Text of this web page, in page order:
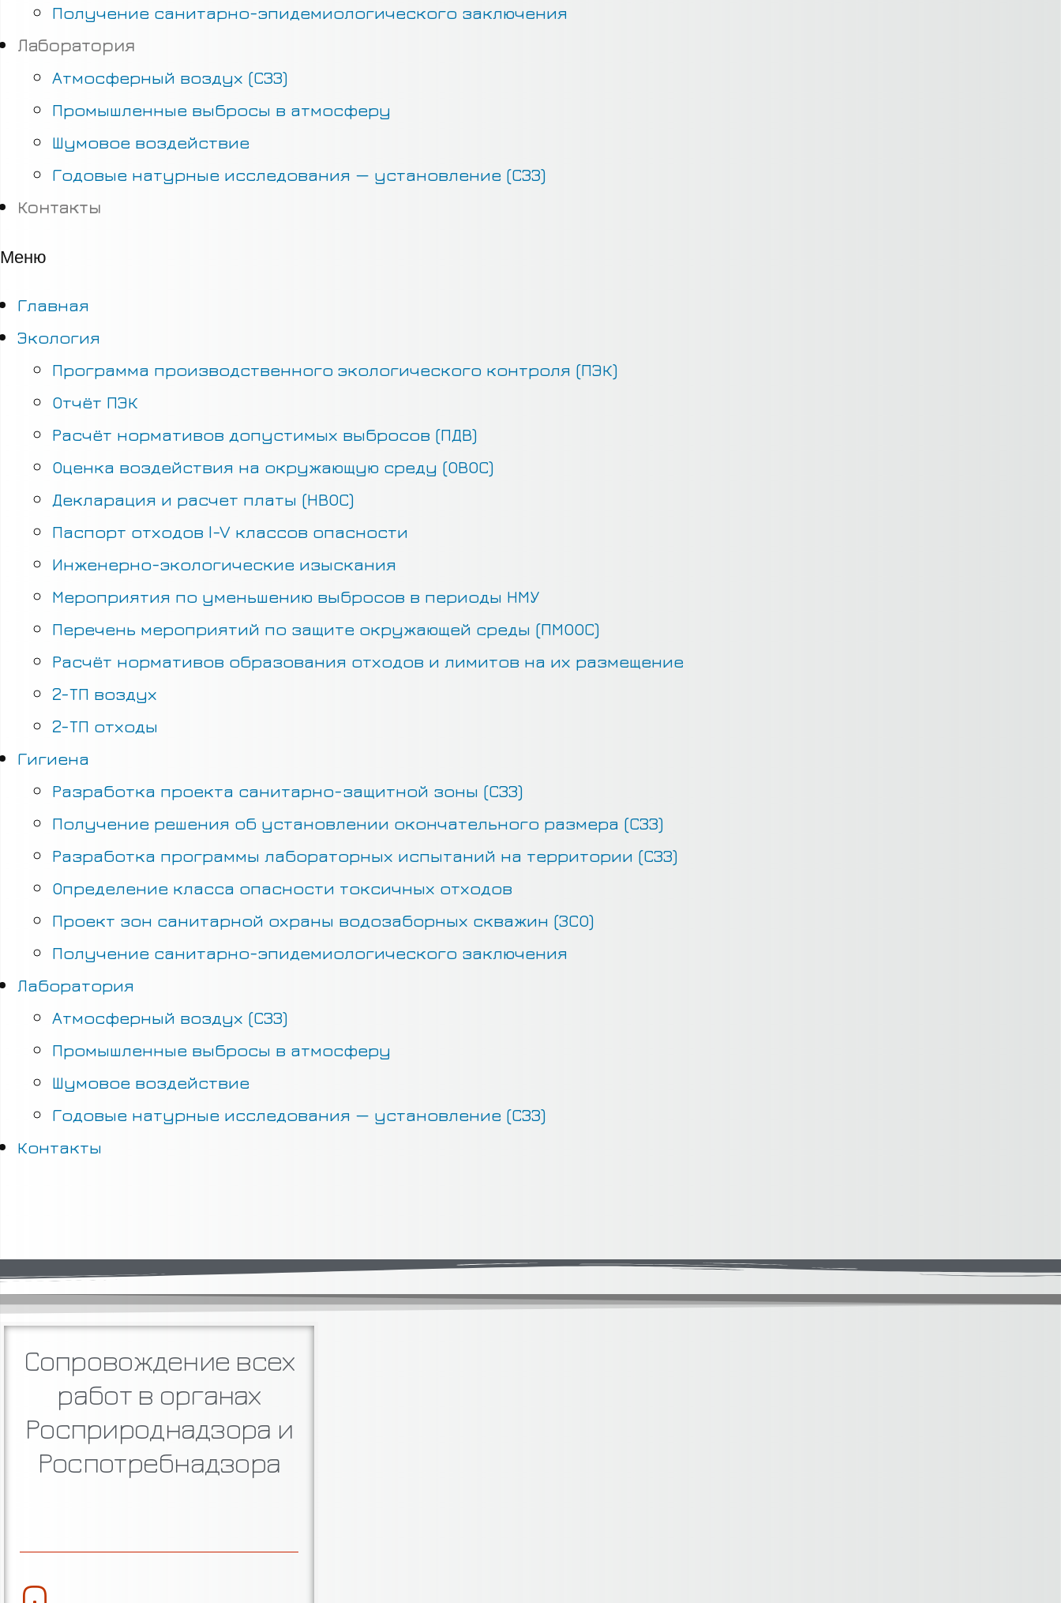
Получение санитарно-эпидемиологического заключения
Лаборатория
Атмосферный воздух (СЗЗ)
Промышленные выбросы в атмосферу
Шумовое воздействие
Годовые натурные исследования — установление (СЗЗ)
Контакты
Меню
Главная
Экология
Программа производственного экологического контроля (ПЭК)
Отчёт ПЭК
Расчёт нормативов допустимых выбросов (ПДВ)
Оценка воздействия на окружающую среду (ОВОС)
Декларация и расчет платы (НВОС)
Паспорт отходов I-V классов опасности
Инженерно-экологические изыскания
Мероприятия по уменьшению выбросов в периоды НМУ
Перечень мероприятий по защите окружающей среды (ПМООС)
Расчёт нормативов образования отходов и лимитов на их размещение
2-ТП воздух
2-ТП отходы
Гигиена
Разработка проекта санитарно-защитной зоны (СЗЗ)
Получение решения об установлении окончательного размера (СЗЗ)
Разработка программы лабораторных испытаний на территории (СЗЗ)
Определение класса опасности токсичных отходов
Проект зон санитарной охраны водозаборных скважин (ЗСО)
Получение санитарно-эпидемиологического заключения
Лаборатория
Атмосферный воздух (СЗЗ)
Промышленные выбросы в атмосферу
Шумовое воздействие
Годовые натурные исследования — установление (СЗЗ)
Контакты
Сопровождение всех
работ в органах
Росприроднадзора и
Роспотребнадзора